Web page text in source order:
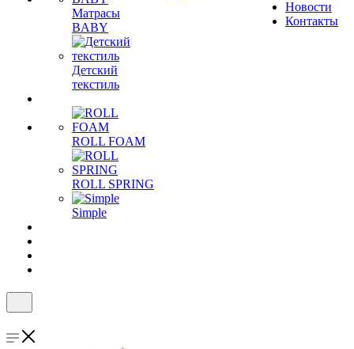
Матрасы
BABY
Детский
текстиль
ROLL FOAM
ROLL SPRING
Simple
Новости
Контакты